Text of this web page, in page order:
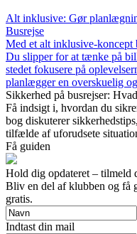
Alt inklusive: Gør
Busrejse
Med et alt inklusive-koncept
Du slipper for at tænke på
stedet fokusere på
planlægger en overskuelig
Sikkerhed på busrejser:
Få indsigt i, hvordan du
bog diskuterer
tilfælde af uforudsete
Få guiden
Hold dig opdateret – tilmeld
Bliv en del af klubben og få
gratis.
Indtast din mail